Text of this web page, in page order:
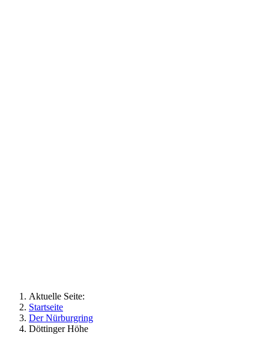
Aktuelle Seite:
Startseite
Der Nürburgring
Döttinger Höhe